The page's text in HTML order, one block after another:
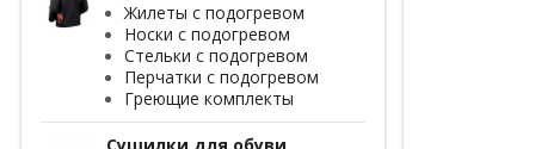
Жилеты с подогревом
Носки с подогревом
Стельки с подогревом
Перчатки с подогревом
Греющие комплекты